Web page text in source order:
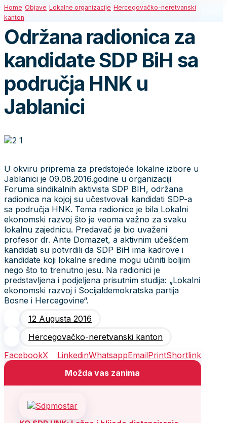
Home Objave Lokalne organizacije Hercegovačko-neretvanski
kanton
Održana radionica za
kandidate SDP BiH sa
područja HNK u
Jablanici
U okviru priprema za predstojeće lokalne izbore u
Jablanici je 09.08.2016.godine u organizaciji
Foruma sindikalnih aktivista SDP BIH, održana
radionica na kojoj su učestvovali kandidati SDP-a
sa područja HNK. Tema radionice je bila Lokalni
ekonomski razvoj što je veoma važno za svaku
lokalnu zajednicu. Predavač je bio uvaženi
profesor dr. Ante Domazet, a aktivnim učešćem
kandidati su potvrdili da SDP BiH ima kadrove i
kandidate koji lokalne sredine mogu učiniti boljim
nego što to trenutno jesu. Na radionici je
predstavljena i podjeljena prisutnim studija: „Lokalni
ekonomski razvoj i Socijaldemokratska partija
Bosne i Hercegovine“.
12 Augusta 2016
Hercegovačko-neretvanski kanton
FacebookX LinkedinWhatsappEmailPrintShortlink
Možda vas zanima